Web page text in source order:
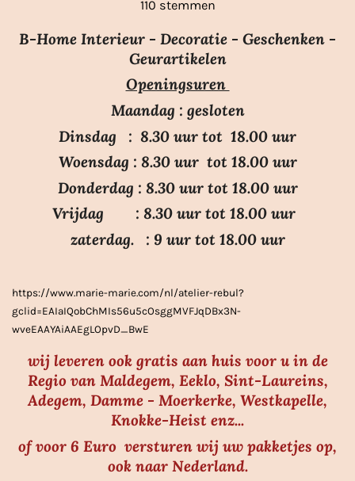
e
n
e
r
t
e
r
e
n
t
e
r
e
n
t
e
r
e
n
t
e
r
e
n
m
110 stemmen
B-Home Interieur - Decoratie - Geschenken -
Geurartikelen
Openingsuren
Maandag : gesloten
Dinsdag : 8.30 uur tot 18.00 uur
Woensdag : 8.30 uur tot 18.00 uur
Donderdag : 8.30 uur tot 18.00 uur
Vrijdag : 8.30 uur tot 18.00 uur
zaterdag. : 9 uur tot 18.00 uur
https://www.marie-marie.com/nl/atelier-rebul?
gclid=EAIaIQobChMIs56u5cOsggMVFJqDBx3N-
wveEAAYAiAAEgLOpvD_BwE
wij leveren ook gratis aan huis voor u in de
Regio van Maldegem, Eeklo, Sint-Laureins,
Adegem, Damme - Moerkerke, Westkapelle,
Knokke-Heist enz...
of voor 6 Euro versturen wij uw pakketjes op,
ook naar Nederland.